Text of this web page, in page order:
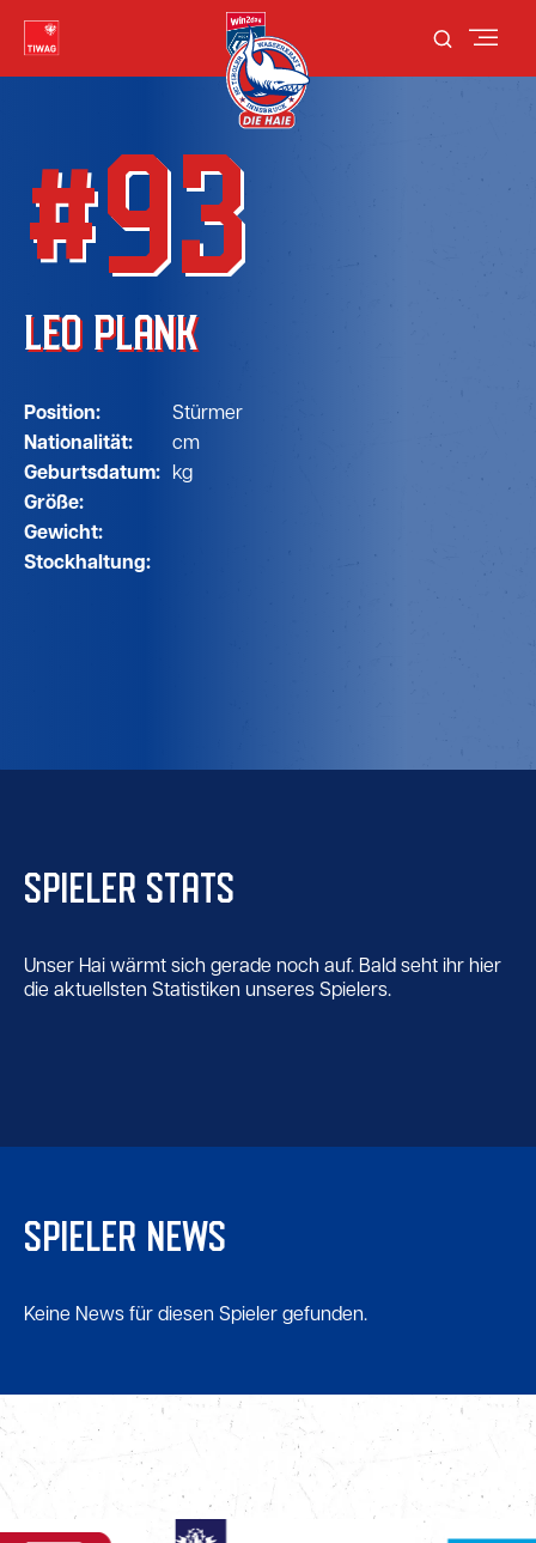
Position:
Nationalität:
Geburtsdatum:
Größe:
Gewicht:
Stockhaltung:
Stürmer
cm
kg
#93
LEO PLANK
SPIELER STATS
Unser Hai wärmt sich gerade noch auf. Bald seht ihr hier
die aktuellsten Statistiken unseres Spielers.
SPIELER NEWS
Keine News für diesen Spieler gefunden.